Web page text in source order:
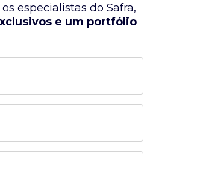
especialistas do Safra,
e um portfólio